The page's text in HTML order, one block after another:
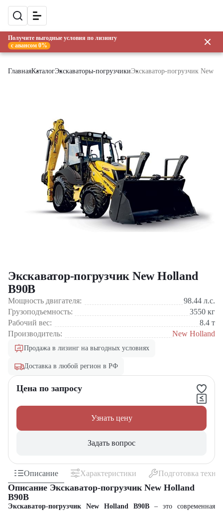
Получите выгодные условия по лизингу
с авансом 0%
ГлавнаяКаталогЭкскаваторы-погрузчикиЭкскаватор-погрузчик New
Экскаватор-погрузчик New Holland
B90B
Мощность двигателя: 98.44 л.с.
Грузоподъемность:
3550 кг
Рабочий вес:
8.4 т
Производитель:
New Holland
Продажа в лизинг на выгодных условиях
Доставка в любой регион в РФ
Цена по запросу
Узнать цену
Задать вопрос
Описание Характеристики Подготовка
Описание Экскаватор-погрузчик New Holland
B90B
Экскаватор-погрузчик New Holland B90B – это современная